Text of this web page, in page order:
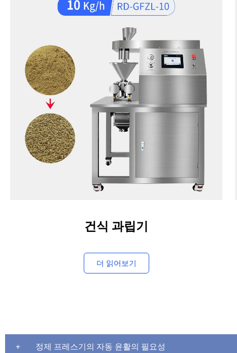
건식 과립기
더 읽어보기
정제 프레스기의 자동 윤활의 필요성